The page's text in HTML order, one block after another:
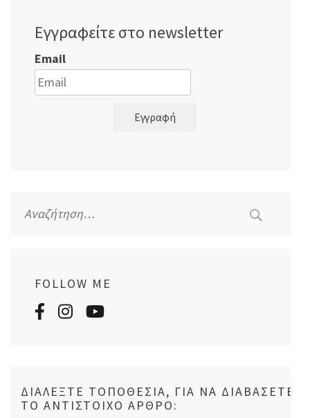
Εγγραφείτε στο newsletter
Email
Εγγραφή
για:
FOLLOW ME
ΔΙΑΛΈΞΤΕ ΤΟΠΟΘΕΣΊΑ, ΓΙΑ ΝΑ ΔΙΑΒΆΣΕΤΕ
ΤΟ ΑΝΤΊΣΤΟΙΧΟ ΆΡΘΡΟ: